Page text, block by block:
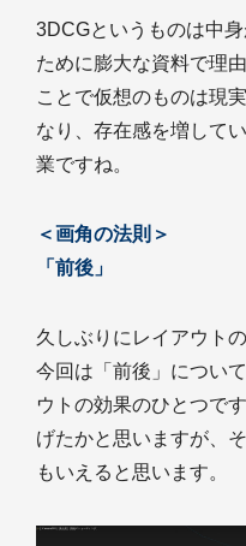
3DCGというものは中
ために膨大な資料で理
ことで仮想のものは現
なり、存在感を増して
業ですね。
＜画角の法則＞
「前後」
久しぶりにレイアウト
今回は「前後」につい
ウトの効果のひとつです
げたかと思いますが、
もいえると思います。